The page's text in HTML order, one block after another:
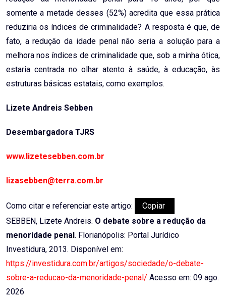
somente a metade desses (52%) acredita que essa prática
reduziria os índices de criminalidade? A resposta é que, de
fato, a redução da idade penal não seria a solução para a
melhora nos índices de criminalidade que, sob a minha ótica,
estaria centrada no olhar atento à saúde, à educação, às
estruturas básicas estatais, como exemplos.
Lizete Andreis Sebben
Desembargadora TJRS
www.lizetesebben.com.br
lizasebben@terra.com.br
Como citar e referenciar este artigo:
Copiar
SEBBEN, Lizete Andreis. O debate sobre a redução da
menoridade penal . Florianópolis: Portal Jurídico
Investidura, 2013. Disponível em:
https://investidura.com.br/artigos/sociedade/o-debate-
sobre-a-reducao-da-menoridade-penal/ Acesso em: 09 ago.
2026